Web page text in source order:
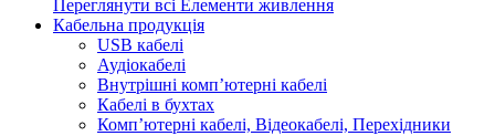
Переглянути всі Елементи живлення
Кабельна продукція
USB кабелі
Аудіокабелі
Внутрішні комп’ютерні кабелі
Кабелі в бухтах
Комп’ютерні кабелі, Відеокабелі, Перехідники